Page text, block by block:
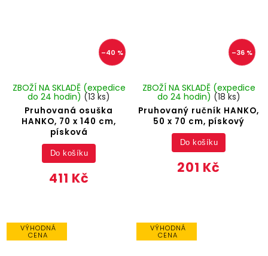
–40 %
Pruhovaná osuška
HANKO, 70 x 140 cm,
písková
ZBOŽÍ NA SKLADĚ (expedice
do 24 hodin) (13 ks)
411 Kč
Do košíku
–36 %
Pruhovaný ručník HANKO,
50 x 70 cm, pískový
ZBOŽÍ NA SKLADĚ (expedice
do 24 hodin) (18 ks)
201 Kč
Do košíku
VÝHODNÁ
CENA
VÝHODNÁ
CENA